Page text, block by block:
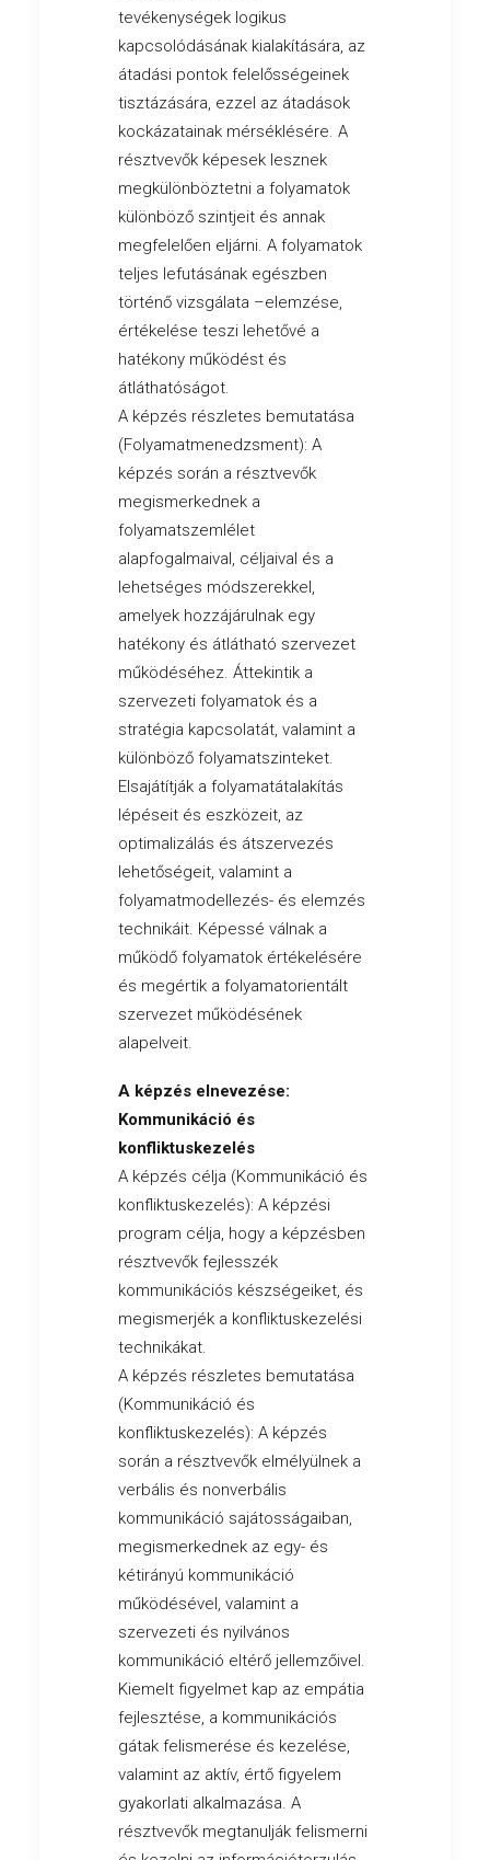
tevékenységek logikus
kapcsolódásának kialakítására, az
átadási pontok felelősségeinek
tisztázására, ezzel az átadások
kockázatainak mérséklésére. A
résztvevők képesek lesznek
megkülönböztetni a folyamatok
különböző szintjeit és annak
megfelelően eljárni. A folyamatok
teljes lefutásának egészben
történő vizsgálata –elemzése,
értékelése teszi lehetővé a
hatékony működést és
átláthatóságot.
A képzés részletes bemutatása
(Folyamatmenedzsment): A
képzés során a résztvevők
megismerkednek a
folyamatszemlélet
alapfogalmaival, céljaival és a
lehetséges módszerekkel,
amelyek hozzájárulnak egy
hatékony és átlátható szervezet
működéséhez. Áttekintik a
szervezeti folyamatok és a
stratégia kapcsolatát, valamint a
különböző folyamatszinteket.
Elsajátítják a folyamatátalakítás
lépéseit és eszközeit, az
optimalizálás és átszervezés
lehetőségeit, valamint a
folyamatmodellezés- és elemzés
technikáit. Képessé válnak a
működő folyamatok értékelésére
és megértik a folyamatorientált
szervezet működésének
alapelveit.
A képzés elnevezése:
Kommunikáció és
konfliktuskezelés
A képzés célja (Kommunikáció és
konfliktuskezelés): A képzési
program célja, hogy a képzésben
résztvevők fejlesszék
kommunikációs készségeiket, és
megismerjék a konfliktuskezelési
technikákat.
A képzés részletes bemutatása
(Kommunikáció és
konfliktuskezelés): A képzés
során a résztvevők elmélyülnek a
verbális és nonverbális
kommunikáció sajátosságaiban,
megismerkednek az egy- és
kétirányú kommunikáció
működésével, valamint a
szervezeti és nyilvános
kommunikáció eltérő jellemzőivel.
Kiemelt figyelmet kap az empátia
fejlesztése, a kommunikációs
gátak felismerése és kezelése,
valamint az aktív, értő figyelem
gyakorlati alkalmazása. A
résztvevők megtanulják felismerni